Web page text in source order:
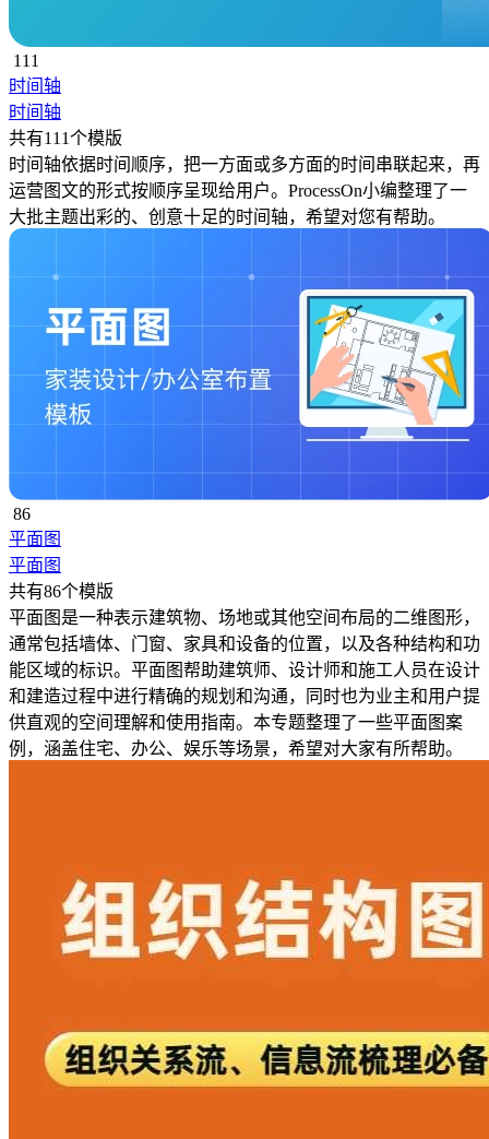
111
时间轴
时间轴
共有111个模版
时间轴依据时间顺序，把一方面或多方面的时间串联起来，再
运营图文的形式按顺序呈现给用户。ProcessOn小编整理了一
大批主题出彩的、创意十足的时间轴，希望对您有帮助。
86
平面图
平面图
共有86个模版
平面图是一种表示建筑物、场地或其他空间布局的二维图形，
通常包括墙体、门窗、家具和设备的位置，以及各种结构和功
能区域的标识。平面图帮助建筑师、设计师和施工人员在设计
和建造过程中进行精确的规划和沟通，同时也为业主和用户提
供直观的空间理解和使用指南。本专题整理了一些平面图案
例，涵盖住宅、办公、娱乐等场景，希望对大家有所帮助。